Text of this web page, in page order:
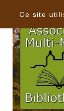
Ce site